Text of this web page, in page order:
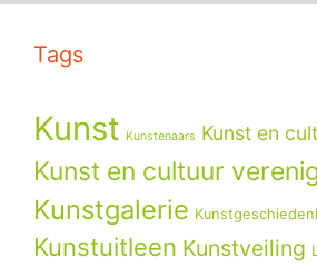
Tags
Kunst Kunstenaars Kunst en
Kunst en cultuur
Kunstgalerie
Kunstuitleen Kunstveiling